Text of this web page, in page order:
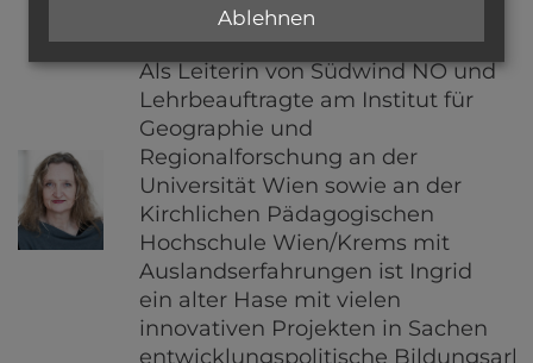
Ingrid Schwarz
Als Leiterin von Südwind NÖ und
Lehrbeauftragte am Institut für
Geographie und
Regionalforschung an der
Universität Wien sowie an der
Kirchlichen Pädagogischen
Hochschule Wien/Krems mit
Auslandserfahrungen ist Ingrid
ein alter Hase mit vielen
innovativen Projekten in Sachen
entwicklungspolitische
Ablehnen